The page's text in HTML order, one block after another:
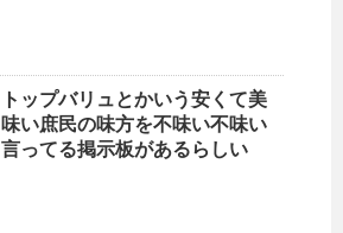
トップバリュとかいう安くて美
味い庶民の味方を不味い不味い
言ってる掲示板があるらしい